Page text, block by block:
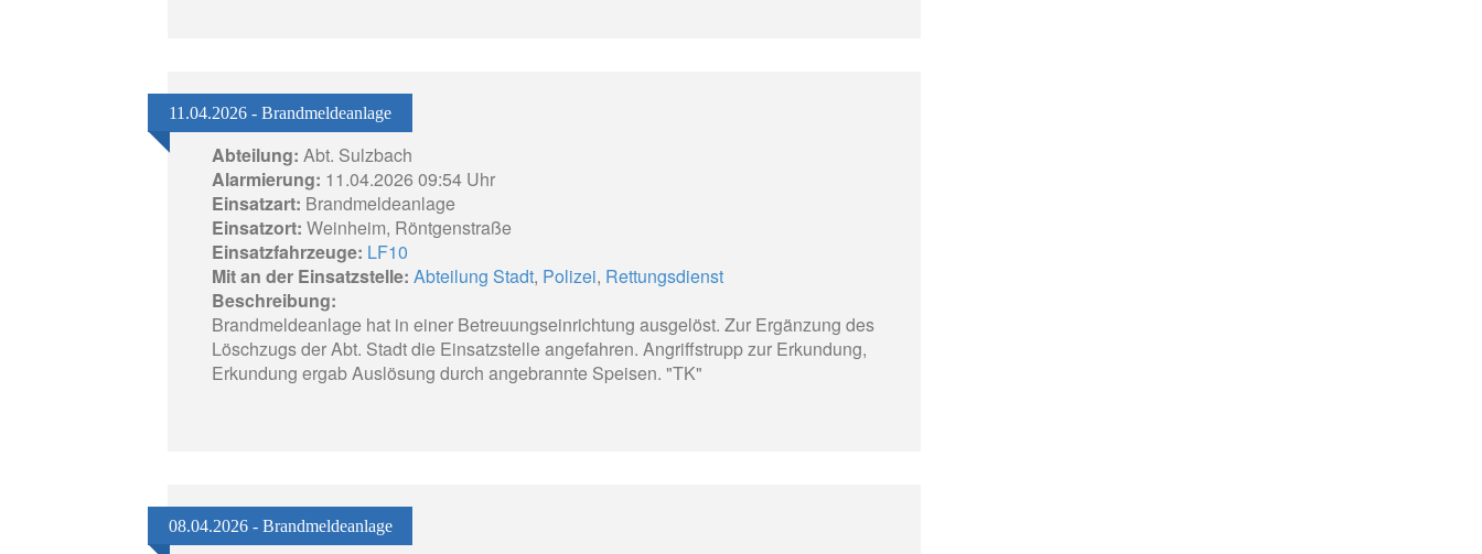
11.04.2026 - Brandmeldeanlage
Abteilung: Abt. Sulzbach
Alarmierung: 11.04.2026 09:54 Uhr
Einsatzart: Brandmeldeanlage
Einsatzort: Weinheim, Röntgenstraße
Einsatzfahrzeuge: LF10
Mit an der Einsatzstelle: Abteilung Stadt, Polizei, Rettungsdienst
Beschreibung:
Brandmeldeanlage hat in einer Betreuungseinrichtung ausgelöst. Zur Ergänzung des
Löschzugs der Abt. Stadt die Einsatzstelle angefahren. Angriffstrupp zur Erkundung,
Erkundung ergab Auslösung durch angebrannte Speisen. "TK"
08.04.2026 - Brandmeldeanlage